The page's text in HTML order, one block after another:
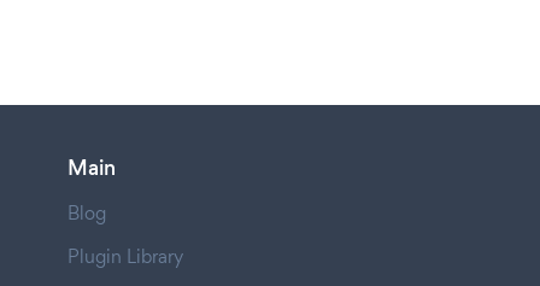
Main
Blog
Plugin Library